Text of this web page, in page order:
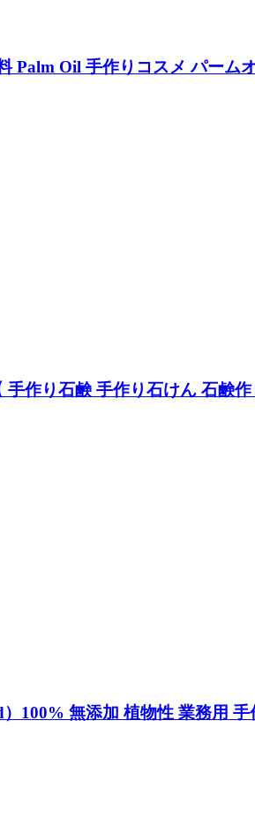
Palm Oil 手作りコスメ パー
作り石鹸 手作り石けん 石鹸
100% 無添加 植物性 業務用